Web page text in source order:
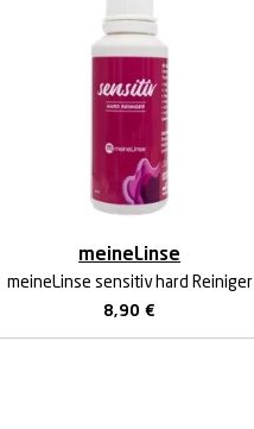
meineLinse
meineLinse sensitiv hard Reiniger
8,90€